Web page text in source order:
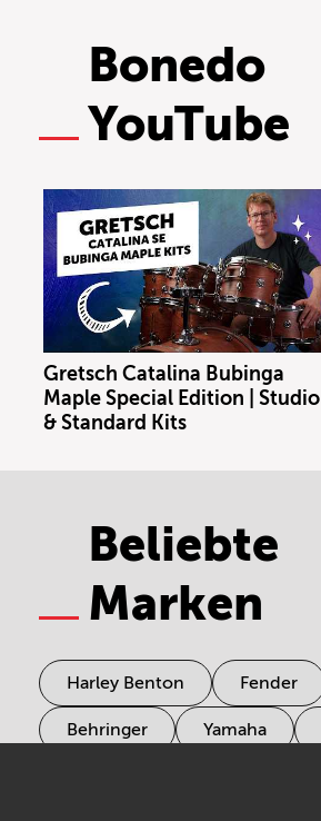
Bonedo
YouTube
Gretsch Catalina Bubinga
Maple Special Edition | Studio
& Standard Kits
Beliebte
Marken
Harley Benton Fender
Behringer Yamaha